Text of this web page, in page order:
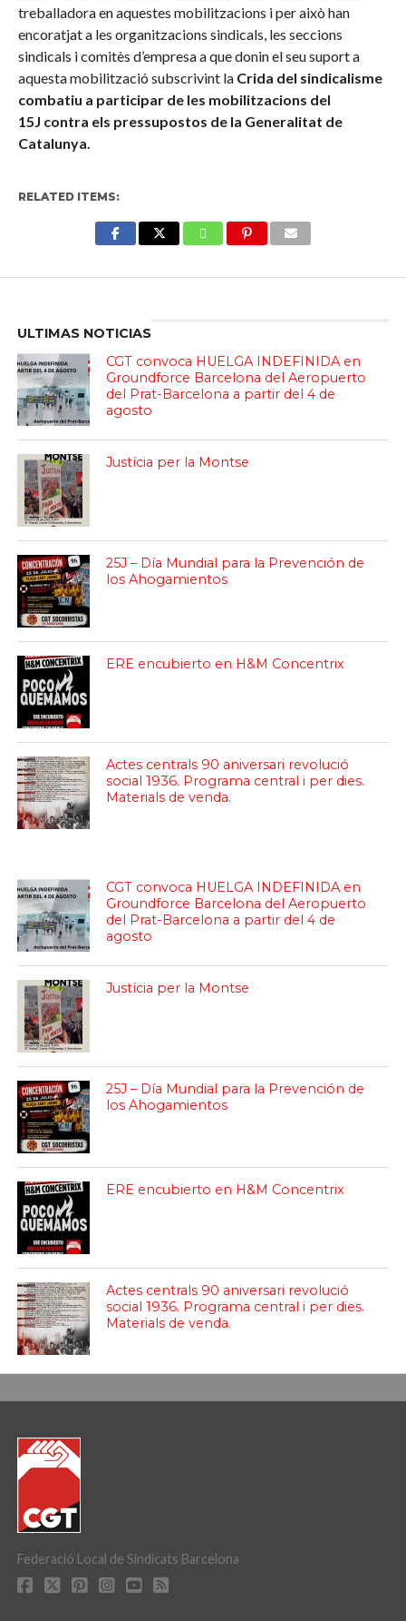
treballadora en aquestes mobilitzacions i per això han
encoratjat a les organitzacions sindicals, les seccions
sindicals i comitès d’empresa a que donin el seu suport a
aquesta mobilització subscrivint la Crida del sindicalisme
combatiu a participar de les mobilitzacions del
15J contra els pressupostos de la Generalitat de
Catalunya.
RELATED ITEMS:
ULTIMAS NOTICIAS
CGT convoca HUELGA INDEFINIDA en
Groundforce Barcelona del Aeropuerto
del Prat-Barcelona a partir del 4 de
agosto
Justícia per la Montse
25J – Día Mundial para la Prevención de
los Ahogamientos
ERE encubierto en H&M Concentrix
Actes centrals 90 aniversari revolució
social 1936. Programa central i per dies.
Materials de venda.
CGT convoca HUELGA INDEFINIDA en
Groundforce Barcelona del Aeropuerto
del Prat-Barcelona a partir del 4 de
agosto
Justícia per la Montse
25J – Día Mundial para la Prevención de
los Ahogamientos
ERE encubierto en H&M Concentrix
Actes centrals 90 aniversari revolució
social 1936. Programa central i per dies.
Materials de venda.
Federació Local de Sindicats Barcelona